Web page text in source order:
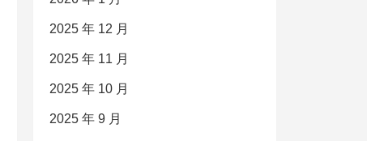
2025 年 12 月
2025 年 11 月
2025 年 10 月
2025 年 9 月